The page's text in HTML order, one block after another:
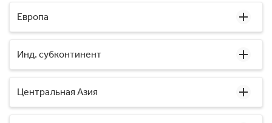
Европа
Инд. субконтинент
Центральная Азия